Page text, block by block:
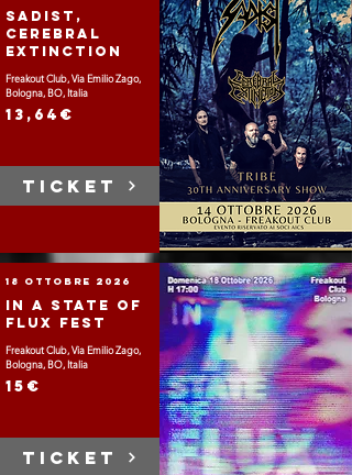
Sadist,
Cerebral
Extinction
Freakout Club, Via Emilio Zago,
Bologna, BO, Italia
13,64€
TICKET
18 ottobre 2026
In A State Of
Flux Fest
Freakout Club, Via Emilio Zago,
Bologna, BO, Italia
15€
TICKET